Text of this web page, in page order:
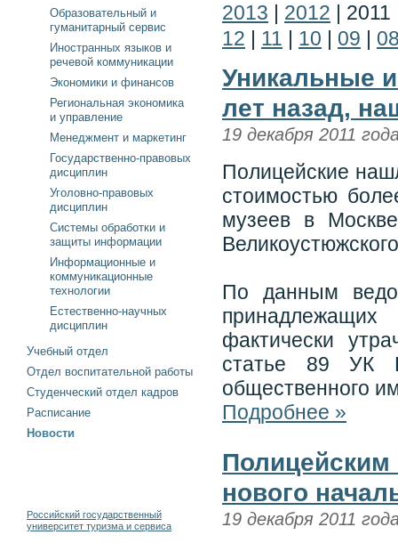
2013 | 2012 | 2011
12 | 11 | 10 | 09 |
Уникальные
лет назад,
19 декабря 2011
Полицейские
стоимостью
музеев в
По данным
фактически
статье 89 УК
общественного
Подробнее »
Полицейским
нового
19 декабря 2011
Образовательный и
гуманитарный сервис
Иностранных языков и
речевой коммуникации
Экономики и финансов
Региональная экономика
и управление
Менеджмент и маркетинг
Государственно-правовых
дисциплин
Уголовно-правовых
дисциплин
Системы обработки и
защиты информации
Информационные и
коммуникационные
технологии
Естественно-научных
дисциплин
Учебный отдел
Отдел воспитательной работы
Студенческий отдел кадров
Расписание
Новости
Российский государственный
университет туризма и сервиса